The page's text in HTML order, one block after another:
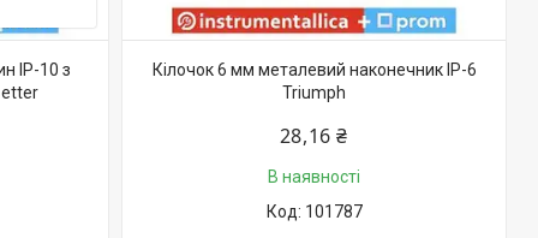
IP-10 з
Кілочок 6 мм металевий наконечник IP-6
Triumph
28,16 ₴
В наявності
101787